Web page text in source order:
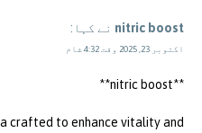
nitric boost نے کہا:
اکتوبر 23, 2025 وقت 4:32 شام
**nitric boost**
crafted to enhance vitality and